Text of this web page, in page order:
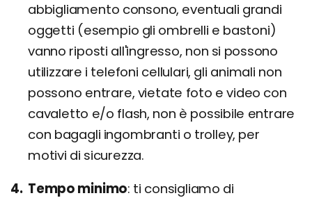
abbigliamento consono, eventuali grandi
oggetti (esempio gli ombrelli e bastoni)
vanno riposti all'ingresso, non si possono
utilizzare i telefoni cellulari, gli animali non
possono entrare, vietate foto e video con
cavaletto e/o flash, non è possibile entrare
con bagagli ingombranti o trolley, per
motivi di sicurezza.
Tempo minimo ti consigliamo di